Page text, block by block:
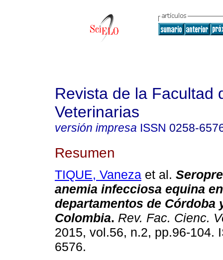
Revista de la Facultad
Veterinarias
versión impresa ISSN 0258-
Resumen
TIQUE, Vaneza et al.
anemia infecciosa equina
departamentos de Córdoba
Colombia. Rev. Fac. Cienc.
2015, vol.56, n.2, pp.96-104.
6576.